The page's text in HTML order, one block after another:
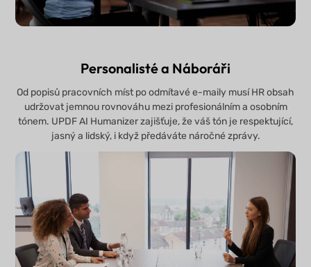
Personalisté a Náboráři
Od popisů pracovních míst po odmítavé e-maily musí HR obsah
udržovat jemnou rovnováhu mezi profesionálním a osobním
tónem. UPDF AI Humanizer zajišťuje, že váš tón je respektující,
jasný a lidský, i když předáváte náročné zprávy.